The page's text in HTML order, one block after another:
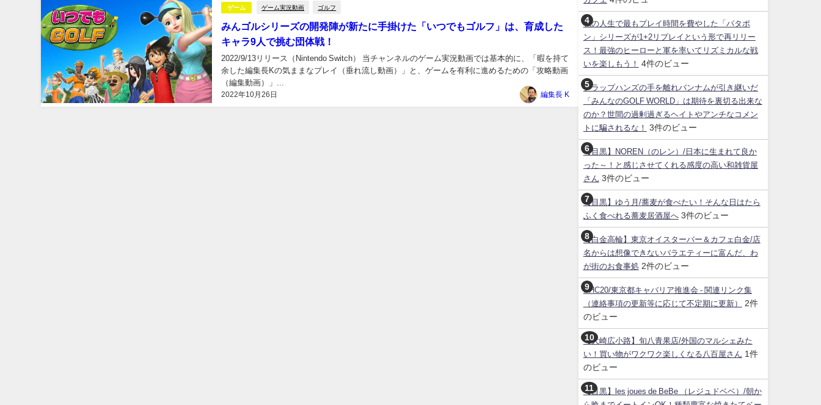
ゲーム ゲーム実況動画 ゴルフ
みんゴルシリーズの開発陣が新たに手掛けた「いつでもゴルフ」は、育成した
キャラ9人で挑む団体戦！
2022年10月26日
2022/9/13リリース（Nintendo Switch） 当チャンネルのゲーム実況動画では基本的に、「暇を持て
余した編集長Kの気ままなプレイ（垂れ流し動画）」と、ゲームを有利に進めるための「攻略動画
（編集動画）」...
編集長 K
私の人生で最もプレイ時間を費やした「パタポ
ン」シリーズが1+2リプレイという形で再リリー
ス！最強のヒーローと軍を率いてリズミカルな戦
いを楽しもう！
4件のビュー
クラップハンズの手を離れバンナムが引き継いだ
「みんなのGOLF WORLD」は期待を裏切る出来な
のか？世間の過剰過ぎるヘイトやアンチなコメン
トに騙されるな！
3件のビュー
【目黒】NOREN（のレン）/日本に生まれて良か
った～！と感じさせてくれる感度の高い和雑貨屋
さん 3件のビュー
【目黒】ゆう月/蕎麦が食べたい！そんな日はたら
ふく食べれる蕎麦居酒屋へ 3件のビュー
【白金高輪】東京オイスターバー＆カフェ白金/店
名からは想像できないバラエティーに富んだ、わ
が街のお食事処 2件のビュー
SHC20/東京都キャバリア推進会 - 関連リンク集
（連絡事項の更新等に応じて不定期に更新）
2件
のビュー
【大崎広小路】旬八青果店/外国のマルシェみた
い！買い物がワクワク楽しくなる八百屋さん 1件
のビュー
【目黒】les joues de BeBe （レジュドベベ）/朝か